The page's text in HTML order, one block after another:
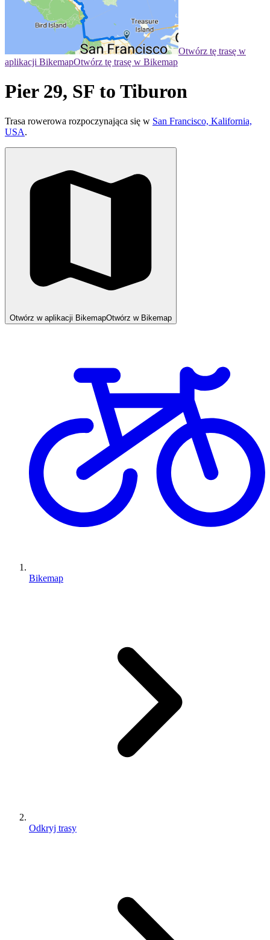
Otwórz tę trasę w
aplikacji BikemapOtwórz tę trasę w Bikemap
Pier 29, SF to Tiburon
Trasa rowerowa rozpoczynająca się w San Francisco, Kalifornia,
USA.
Otwórz w aplikacji BikemapOtwórz w Bikemap
Bikemap
Odkryj trasy